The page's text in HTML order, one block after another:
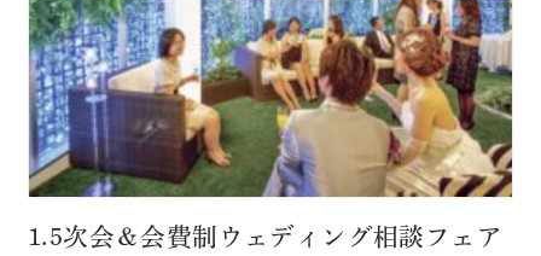
1.5次会＆会費制ウェディング相談フェア